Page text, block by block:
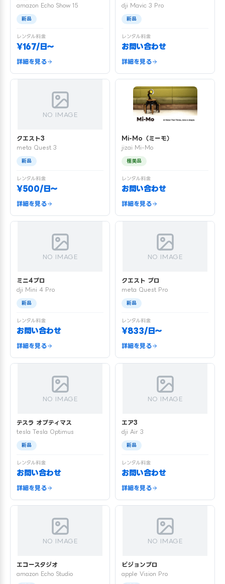
amazon Echo Show 15
新品
レンタル料金
¥167/日〜
詳細を見る
dji Mavic 3 Pro
新品
レンタル料金
お問い合わせ
詳細を見る
NO IMAGE
クエスト3
meta Quest 3
新品
レンタル料金
¥500/日〜
詳細を見る
Mi-Mo（ミーモ）
jizai Mi-Mo
極美品
レンタル料金
お問い合わせ
詳細を見る
NO IMAGE
ミニ4プロ
dji Mini 4 Pro
新品
レンタル料金
お問い合わせ
詳細を見る
NO IMAGE
クエスト プロ
meta Quest Pro
新品
レンタル料金
¥833/日〜
詳細を見る
NO IMAGE
テスラ オプティマス
tesla Tesla Optimus
新品
レンタル料金
お問い合わせ
詳細を見る
NO IMAGE
エア3
dji Air 3
新品
レンタル料金
お問い合わせ
詳細を見る
NO IMAGE
エコースタジオ
amazon Echo Studio
NO IMAGE
ビジョンプロ
apple Vision Pro